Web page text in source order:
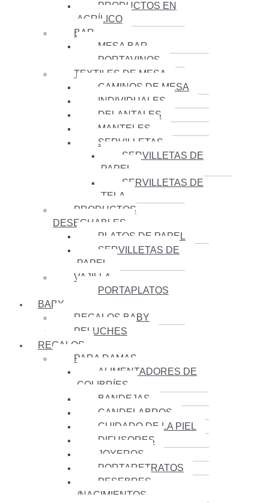
PRODUCTOS EN
ACRÍLICO
BAR
MESA BAR
PORTAVINOS
TEXTILES DE MESA
CAMINOS DE MESA
INDIVIDUALES
DELANTALES
MANTELES
SERVILLETAS
SERVILLETAS DE
PAPEL
SERVILLETAS DE
TELA
PRODUCTOS
DESECHABLES
PLATOS DE PAPEL
SERVILLETAS DE
PAPEL
VAJILLA
PORTAPLATOS
BABY
REGALOS BABY
PELUCHES
REGALOS
PARA DAMAS
ALIMENTADORES DE
COLIBRÍES
BANDEJAS
CANDELABROS
CUIDADO DE LA PIEL
DIFUSORES
JOYEROS
PORTARETRATOS
PESEBRES
/NACIMIENTOS